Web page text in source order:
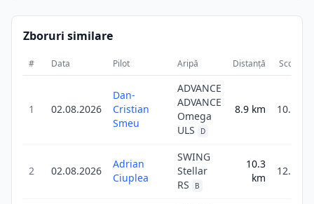
Zboruri similare
# Data Pilot Aripă Distanță Scor
1 02.08.2026
Dan-
Cristian
Smeu
ADVANCE
ADVANCE
Omega
ULS
D
8.9 km 10.7
2 02.08.2026
Adrian
Ciuplea
SWING
Stellar
RS
B
10.3
km
12.3